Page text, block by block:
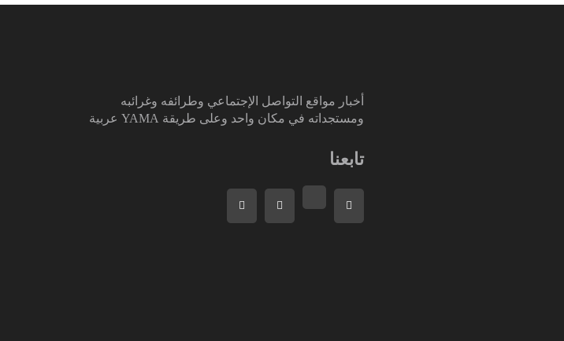
أخبار مواقع التواصل الإجتماعي وطرائفه وغرائبه
ومستجداته في مكان واحد وعلى طريقة YAMA عربية
تابعنا